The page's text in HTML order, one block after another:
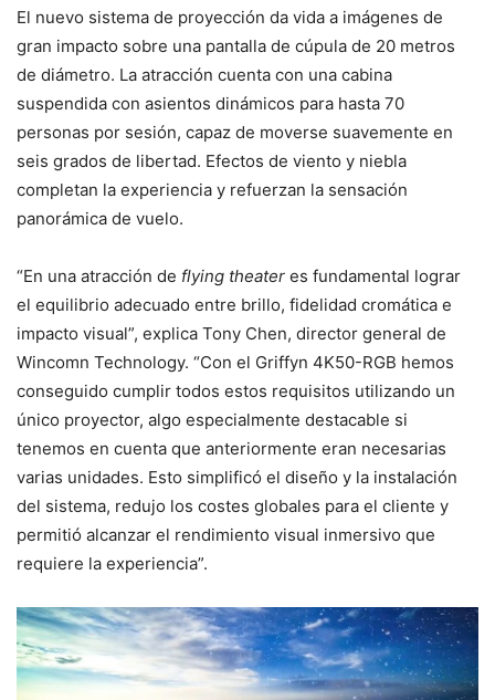
El nuevo sistema de proyección da vida a imágenes de
gran impacto sobre una pantalla de cúpula de 20 metros
de diámetro. La atracción cuenta con una cabina
suspendida con asientos dinámicos para hasta 70
personas por sesión, capaz de moverse suavemente en
seis grados de libertad. Efectos de viento y niebla
completan la experiencia y refuerzan la sensación
panorámica de vuelo.
“En una atracción de flying theater es fundamental lograr
el equilibrio adecuado entre brillo, fidelidad cromática e
impacto visual”, explica Tony Chen, director general de
Wincomn Technology. “Con el Griffyn 4K50-RGB hemos
conseguido cumplir todos estos requisitos utilizando un
único proyector, algo especialmente destacable si
tenemos en cuenta que anteriormente eran necesarias
varias unidades. Esto simplificó el diseño y la instalación
del sistema, redujo los costes globales para el cliente y
permitió alcanzar el rendimiento visual inmersivo que
requiere la experiencia”.